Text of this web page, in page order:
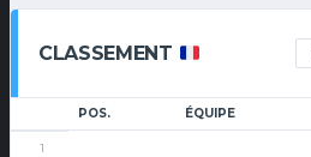
CLASSEMENT
POS. ÉQUIPE
1